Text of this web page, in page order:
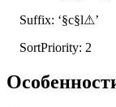
Suffix: ‘§c§l⚠’
SortPriority: 2